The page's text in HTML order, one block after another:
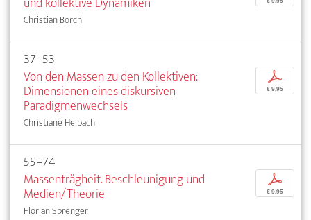
Christian Borch
37–53
Von den Massen zu den Kollektiven:
Dimensionen eines diskursiven
Paradigmenwechsels
Christiane Heibach
p
€ 9,95
55–74
Massenträgheit. Beschleunigung und
Medien/Theorie
Florian Sprenger
p
€ 9,95